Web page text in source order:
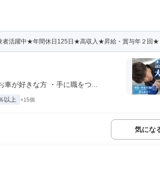
者活躍中★年間休日125日★高収入★昇給・賞与年２回★
が好きな方 ・手に職をつ...
以上 +15個
気にな